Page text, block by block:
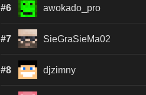
#6 awokado_pro
#7 SieGraSieMa02
#8 djzimny